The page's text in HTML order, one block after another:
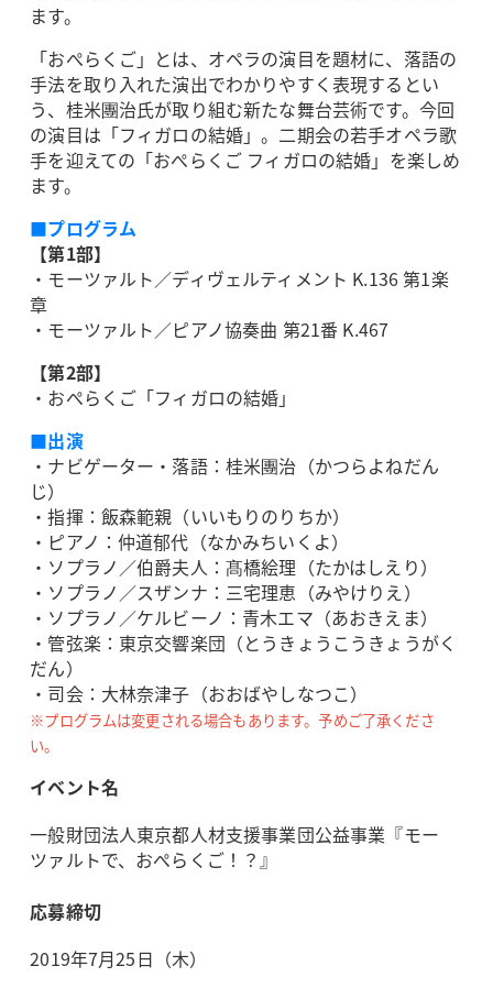
ます。
「おぺらくご」とは、オペラの演目を題材に、落語の
手法を取り入れた演出でわかりやすく表現するとい
う、桂米團治氏が取り組む新たな舞台芸術です。今回
の演目は「フィガロの結婚」。二期会の若手オペラ歌
手を迎えての「おぺらくご フィガロの結婚」を楽しめ
ます。
■プログラム
【第1部】
・モーツァルト／ディヴェルティメント K.136 第1楽
章
・モーツァルト／ピアノ協奏曲 第21番 K.467
【第2部】
・おぺらくご「フィガロの結婚」
■出演
・ナビゲーター・落語：桂米團治（かつらよねだん
じ）
・指揮：飯森範親（いいもりのりちか）
・ピアノ：仲道郁代（なかみちいくよ）
・ソプラノ／伯爵夫人：髙橋絵理（たかはしえり）
・ソプラノ／スザンナ：三宅理恵（みやけりえ）
・ソプラノ／ケルビーノ：青木エマ（あおきえま）
・管弦楽：東京交響楽団（とうきょうこうきょうがく
だん）
・司会：大林奈津子（おおばやしなつこ）
※プログラムは変更される場合もあります。予めご了承くださ
い。
イベント名
一般財団法人東京都人材支援事業団公益事業『モー
ツァルトで、おぺらくご！？』
応募締切
2019年7月25日（木）